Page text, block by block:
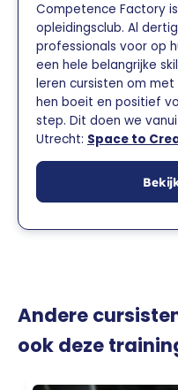
Competence Factory
opleidingsclub. Al
professionals voor op
een hele belangrijke
leren cursisten om
hen boeit en positief
step. Dit doen we
Utrecht: Space to
Andere
ook deze